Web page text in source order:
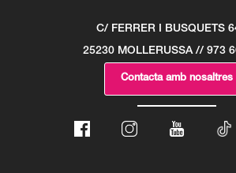
C/ FERRER I BUSQUETS
25230 MOLLERUSSA // 973
Contacta amb nosaltres